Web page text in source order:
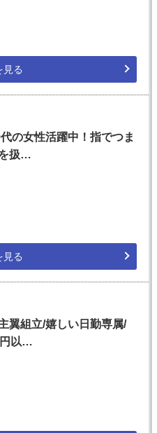
見る
の女性活躍中！指でつま
扱…
見る
翼組立/嬉しい日勤専属/
円以…